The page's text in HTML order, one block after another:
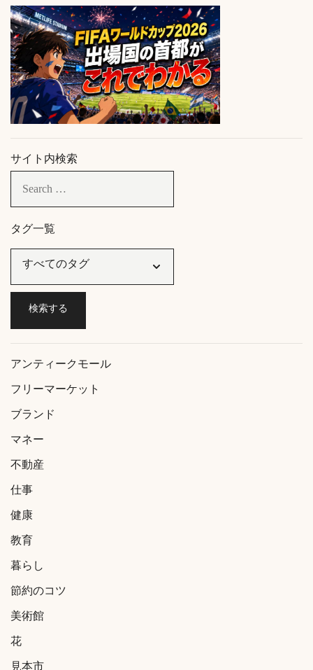
サイト内検索
タグ一覧
アンティークモール
フリーマーケット
ブランド
マネー
不動産
仕事
健康
教育
暮らし
節約のコツ
美術館
花